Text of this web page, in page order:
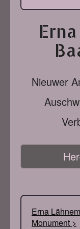
Nieuwer
Erna
Monument >